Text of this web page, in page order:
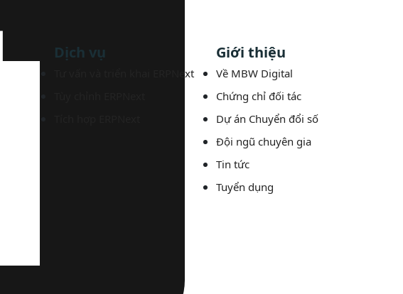
Dịch vụ
Tư vấn và triển khai ERPNext
Giới thiệu
Về MBW Digital
Chứng chỉ đối tác
Dự án Chuyển đổi số
Đội ngũ chuyên gia
Tin tức
Tuyển dụng